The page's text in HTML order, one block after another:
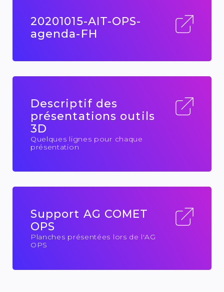
20201015-AIT-OPS-
agenda-FH
Descriptif des
présentations outils
3D
Quelques lignes pour chaque
présentation
Support AG COMET
OPS
Planches présentées lors de l'AG
OPS